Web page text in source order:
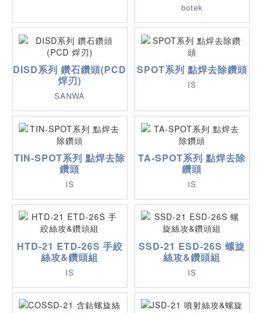
botek
DISD系列 鑽石鑽頭(PCD
焊刃)
SANWA
SPOT系列 點焊去除鑽頭
IS
TIN-SPOT系列 點焊去除
鑽頭
IS
TA-SPOT系列 點焊去除
鑽頭
IS
HTD-21 ETD-26S 手絞
絲攻&鑽頭組
IS
SSD-21 ESD-26S 螺旋
絲攻&鑽頭組
IS